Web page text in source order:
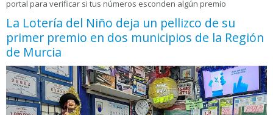
portal para verificar si tus números esconden algún premio
La Lotería del Niño deja un pellizco de su
primer premio en dos municipios de la Región
de Murcia